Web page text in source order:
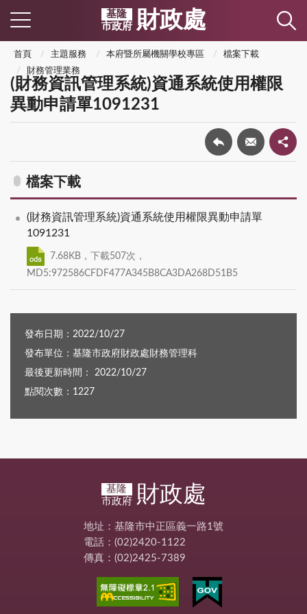
基隆
市政府 財政處
首頁 主題服務 本府暨所屬機關學校專區
檔案下載
財務管理業務
(財務資訊管理系統)資通系統使用權限
異動申請單1091231
檔案下載
(財務資訊管理系統)資通系統使用權限異動申請單
1091231
7.68KB，下載507次，
MD5:972586CFDF477A345B8CA3DA268D51B5
發布日期：2022/10/27
發布單位：基隆市政府財政處財務管理科
最後更新時間： 2022/10/27
點閱次數：1227
基隆
市政府 財政處
地址：基隆市中正區義一路1號
電話：(02)2420-1122
傳真：(02)2425-7389